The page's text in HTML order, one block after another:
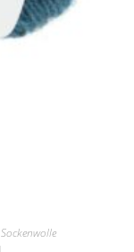
Sockenwolle